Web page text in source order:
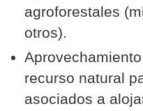
agroforestales
otros).
recurso natural
asociados a